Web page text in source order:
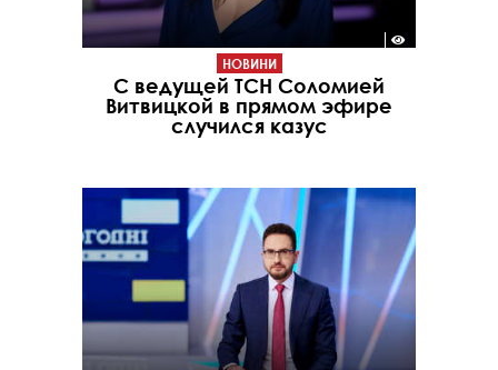
НОВИНИ
С ведущей ТСН Соломией
Витвицкой в прямом эфире
случился казус